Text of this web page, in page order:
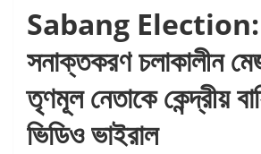
Sabang Election:
সনাক্তকরণ চলাকালীন
তৃণমূল নেতাকে কেন্দ্রীয়
ভিডিও ভাইরাল